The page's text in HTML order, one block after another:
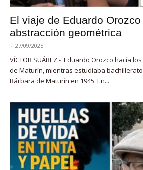
El viaje de Eduardo
abstracción geométrica
- 27/09/2025
VÍCTOR SUÁREZ - Eduardo Orozco hacía
de Maturín, mientras estudiaba
Bárbara de Maturín en 1945. En...